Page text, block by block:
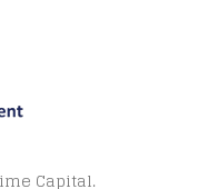
Capital.